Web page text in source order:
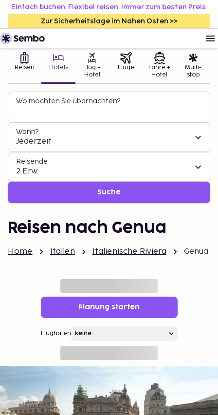
Einfach buchen. Flexibel reisen. Immer zum besten Preis.
Zur Sicherheitslage im Nahen Osten >>
Reisen Hotels
Flug +
Hotel
Flüge
Fähre +
Hotel
Multi-
stop
Wo möchten Sie übernachten?
Wann?
Jederzeit
Reisende
2 Erw.
Suche
Reisen nach Genua
Home Italien Italienische Riviera Genua
Planung starten
Flughafen